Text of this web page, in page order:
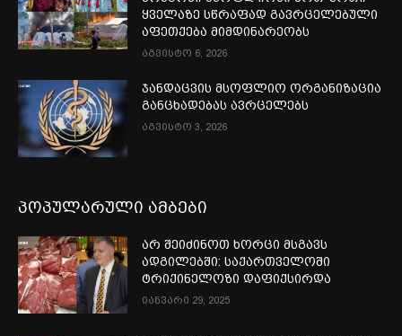
ყველაზე სწრაფად გავრცელებული
აფეთქება მიმდინარეობს
აგვისტო 6, 2026
ჯანდაცვის მსოფლიო ორგანიზაცია
განცხადებას ავრცელებს
აგვისტო 3, 2026
პოპულარული ამბები
არ შეიძინოთ ხორცი მსგავს
ადგილებში: საქართველოში
ტრიქინელოზი დაფიქსირდა
იანვარი 29, 2025